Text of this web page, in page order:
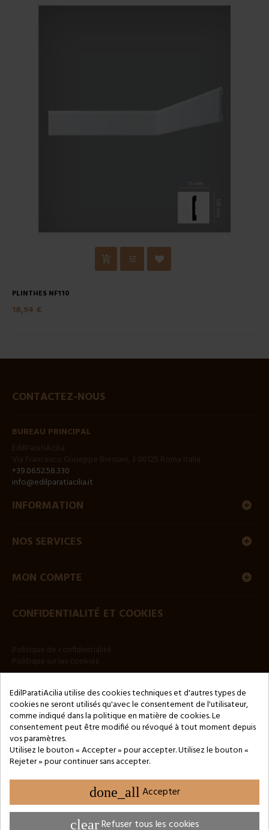
PLINTHES NF110
18,94 €
CONTACTEZ-NOUS
BUREAU PRINCIPAL
+39.06.52.58.330
info@edilparatiacilia.it
INFORMATION
NOS SERVICES
MON COMPTE
CONFIDENTIALITÉ ET COOKIES
Copyright © 2024 by 3Enne s.r.l.s. P.IVA/C.F.: 13466181008
Numéro d'enregistrement REA : RM-1449325 - Registre du
Commerce de Rome
Website Developed by M.Borzacchini - TestSide
EdilParatiAcilia utilise des cookies techniques et d'autres types de
cookies ne seront utilisés qu'avec le consentement de l'utilisateur,
comme indiqué dans la politique en matière de cookies. Le
consentement peut être modifié ou révoqué à tout moment depuis
vos paramètres.
Utilisez le bouton « Accepter » pour accepter. Utilisez le bouton «
Rejeter » pour continuer sans accepter.
done_all Accepter
clearRefuser tous les cookies